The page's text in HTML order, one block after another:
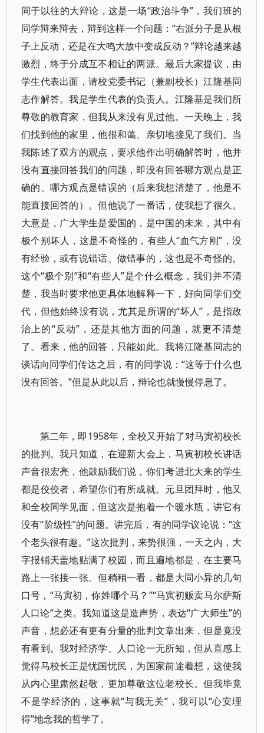
同于以往的大辩论，这是一场“政治斗争”，我们班的
同学辩来辩去，辩到这样一个问题：“右派分子是从根
子上反动，还是在大鸣大放中变成反动？”辩论越来越
激烈，终于分成互不相让的两派。最后大家提议，由
学生代表出面，请校党委书记（兼副校长）江隆基同
志作解答。我是学生代表的负责人。江隆基是我们所
尊敬的教育家，但我从来没有见过他。一天晚上，我
们找到他的家里，他很和蔼、亲切地接见了我们。当
我陈述了双方的观点，要求他作出明确解答时，他并
没有直接回答我们的问题，即没有回答哪方观点是正
确的、哪方观点是错误的（后来我想清楚了，他是不
能直接回答的）。但他说了一番话，使我想了很久。
大意是，广大学生是爱国的，是中国的未来，其中有
极个别坏人，这是不奇怪的，有些人“血气方刚”，没
有经验，或有说错话、做错事的，这也是不奇怪的。
这个“极个别”和“有些人”是个什么概念，我们并不清
楚，我当时要求他更具体地解释一下，好向同学们交
代，但他始终没有说，尤其是所谓的“坏人”，是指政
治上的“反动”，还是其他方面的问题，就更不清楚
了。看来，他的回答，只能如此。我将江隆基同志的
谈话向同学们传达之后，有的同学说：“这等于什么也
没有回答。”但是从此以后，辩论也就慢慢停息了。
第二年，即1958年，全校又开始了对马寅初校长
的批判。我只知道，在迎新大会上，马寅初校长讲话
声音很宏亮，他鼓励我们说，你们考进北大来的学生
都是佼佼者，希望你们有所成就。元旦团拜时，他又
和全校同学见面，但这次是抱着一个暖水瓶，讲它有
没有“阶级性”的问题。讲完后，有的同学议论说：“这
个老头很有趣。”这次批判，来势很强，一天之内，大
字报铺天盖地贴满了校园，而且遍地都是，在主要马
路上一张接一张。但稍稍一看，都是大同小异的几句
口号，“马寅初，你姓哪个马？”“马寅初贩卖马尔萨斯
人口论”之类。我知道这是造声势，表达“广大师生”的
声音，想必还有更有分量的批判文章出来，但是竟没
有看到。我对经济学、人口论一无所知，但从直感上
觉得马校长正是忧国忧民，为国家前途着想，这使我
从内心里肃然起敬，更加尊敬这位老校长。但我毕竟
不是学经济的，这事就“与我无关”，我可以“心安理
得”地念我的哲学了。